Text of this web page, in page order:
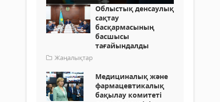
Облыстық денсаулық
сақтау
басқармасының
басшысы
тағайындалды
Жаңалықтар
Медициналық және
фармацевтикалық
бақылау комитеті